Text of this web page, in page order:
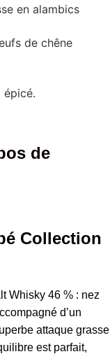
en alambics
de chêne
épicé.
de
Collection
Whisky 46 % : nez
d’un
attaque grasse
est parfait,